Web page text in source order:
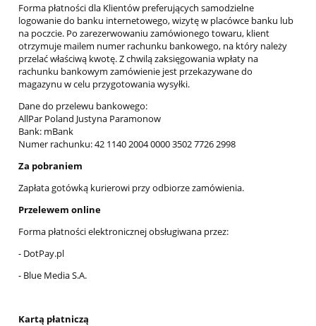
Forma płatności dla Klientów preferujących samodzielne
logowanie do banku internetowego, wizytę w placówce banku lub
na poczcie. Po zarezerwowaniu zamówionego towaru, klient
otrzymuje mailem numer rachunku bankowego, na który należy
przelać właściwą kwotę. Z chwilą zaksięgowania wpłaty na
rachunku bankowym zamówienie jest przekazywane do
magazynu w celu przygotowania wysyłki.
Dane do przelewu bankowego:
AllPar Poland Justyna Paramonow
Bank: mBank
Numer rachunku: 42 1140 2004 0000 3502 7726 2998
Za pobraniem
Zapłata gotówką kurierowi przy odbiorze zamówienia.
Przelewem online
Forma płatności elektronicznej obsługiwana przez:
- DotPay.pl
- Blue Media S.A.
Kartą płatniczą